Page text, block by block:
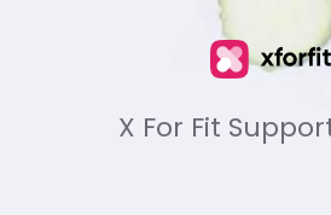
X For Fit